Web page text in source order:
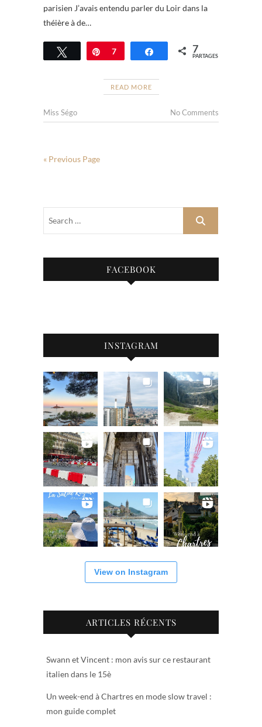
parisien J’avais entendu parler du Loir dans la
théière à de…
Tweetez Épingle
7 Partagez 7
PARTAGES
READ MORE
Miss Ségo No Comments
« Previous Page
FACEBOOK
INSTAGRAM
View on Instagram
ARTICLES RÉCENTS
Swann et Vincent : mon avis sur ce restaurant
italien dans le 15è
Un week-end à Chartres en mode slow travel :
mon guide complet